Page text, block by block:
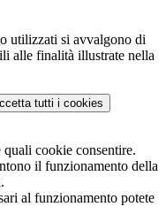
utilizzati si avvalgono di
alle finalità illustrate nella
tutti i cookies
quali cookie consentire.
il funzionamento della
al funzionamento potete